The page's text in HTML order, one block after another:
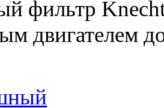
фильтр
двигателем